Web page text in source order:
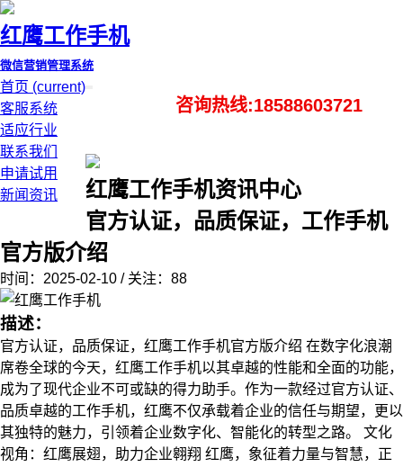
红鹰工作手机
微信营销管理系统
首页 (current)
客服系统
适应行业
联系我们
申请试用
新闻资讯
咨询热线:18588603721
红鹰工作手机资讯中心
官方认证，品质保证，工作手机
官方版介绍
时间：2025-02-10 / 关注：88
描述：
官方认证，品质保证，红鹰工作手机官方版介绍 在数字化浪潮
席卷全球的今天，红鹰工作手机以其卓越的性能和全面的功能，
成为了现代企业不可或缺的得力助手。作为一款经过官方认证、
品质卓越的工作手机，红鹰不仅承载着企业的信任与期望，更以
其独特的魅力，引领着企业数字化、智能化的转型之路。 文化
视角：红鹰展翅，助力企业翱翔 红鹰，象征着力量与智慧，正